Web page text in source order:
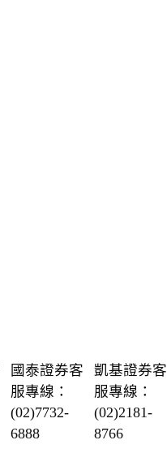
國泰證券客
服專線：
(02)7732-
6888
凱基證券客
服專線：
(02)2181-
8766